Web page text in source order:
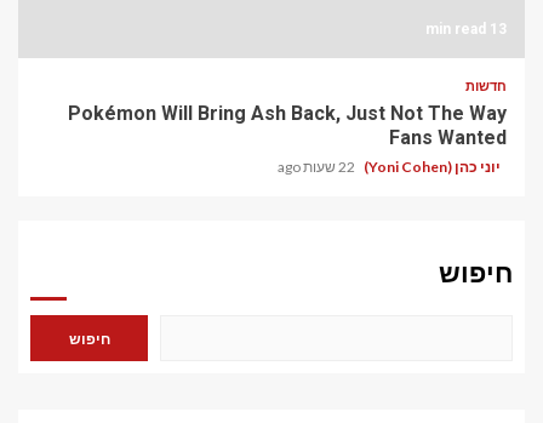
13 min read
חדשות
Pokémon Will Bring Ash Back, Just Not The Way
Fans Wanted
יוני כהן (Yoni Cohen) 22 שעות ago
חיפוש
חיפוש